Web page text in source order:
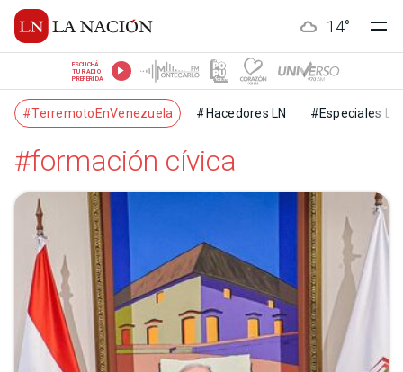
14°
ESCUCHÁ
TU RADIO
PREFERIDA
#TerremotoEnVenezuela #Hacedores LN #Especiales LN
#formación cívica